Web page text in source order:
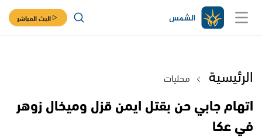
البث المباشر
الرئيسية محليات
اتهام جابي حن بقتل ايمن قزل وميخال زوهر
في عكا